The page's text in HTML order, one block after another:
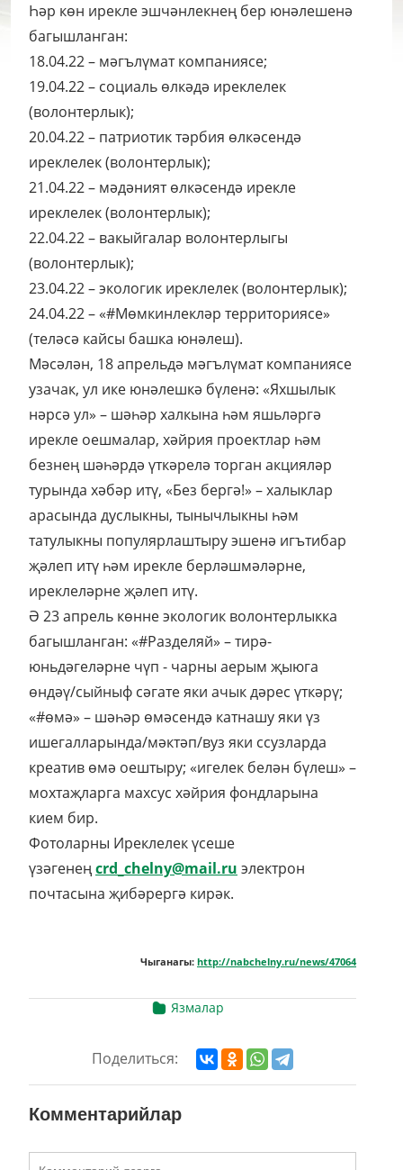
Һәр көн ирекле эшчәнлекнең бер юнәлешенә
багышланган:
18.04.22 – мәгълүмат компаниясе;
19.04.22 – социаль өлкәдә иреклелек
(волонтерлык);
20.04.22 – патриотик тәрбия өлкәсендә
иреклелек (волонтерлык);
21.04.22 – мәдәният өлкәсендә ирекле
иреклелек (волонтерлык);
22.04.22 – вакыйгалар волонтерлыгы
(волонтерлык);
23.04.22 – экологик иреклелек (волонтерлык);
24.04.22 – «#Мөмкинлекләр территориясе»
(теләсә кайсы башка юнәлеш).
Мәсәлән, 18 апрельдә мәгълүмат компаниясе
узачак, ул ике юнәлешкә бүленә: «Яхшылык
нәрсә ул» – шәһәр халкына һәм яшьләргә
ирекле оешмалар, хәйрия проектлар һәм
безнең шәһәрдә үткәрелә торган акцияләр
турында хәбәр итү, «Без бергә!» – халыклар
арасында дуслыкны, тынычлыкны һәм
татулыкны популярлаштыру эшенә игътибар
җәлеп итү һәм ирекле берләшмәләрне,
иреклеләрне җәлеп итү.
Ә 23 апрель көнне экологик волонтерлыкка
багышланган: «#Разделяй» – тирә-
юньдәгеләрне чүп - чарны аерым җыюга
өндәү/сыйныф сәгате яки ачык дәрес үткәрү;
«#өмә» – шәһәр өмәсендә катнашу яки үз
ишегалларында/мәктәп/вуз яки ссузларда
креатив өмә оештыру; «игелек белән бүлеш» –
мохтаҗларга махсус хәйрия фондларына
кием бир.
Фотоларны Иреклелек үсеше
үзәгенеңcrd_chelny@mail.ru электрон
почтасына җибәрергә кирәк.
Чыганагы: http://nabchelny.ru/news/47064
Язмалар
Поделиться:
Комментарийлар